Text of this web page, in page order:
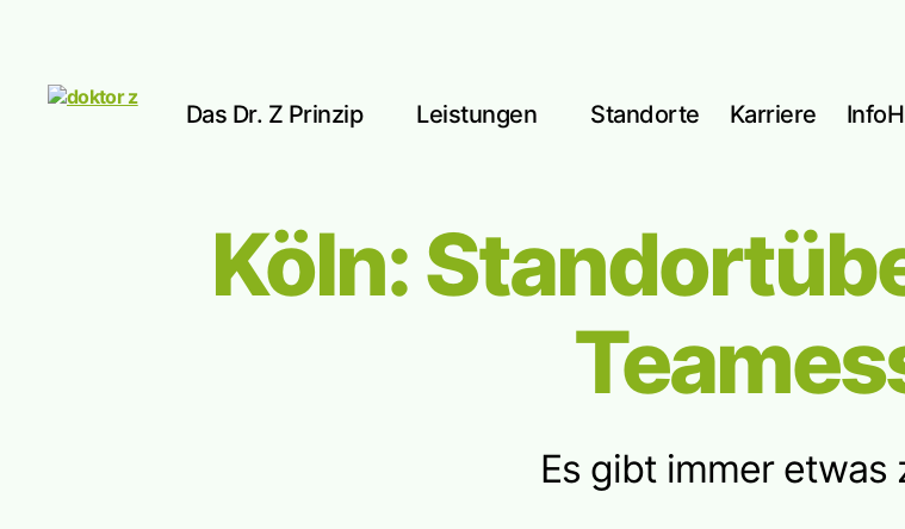
Das Dr. Z Prinzip Leistungen Standorte Karriere
Köln:
Es gibt immer etwas